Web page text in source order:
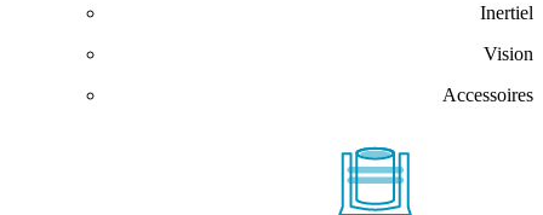
Inertiel
Vision
Accessoires